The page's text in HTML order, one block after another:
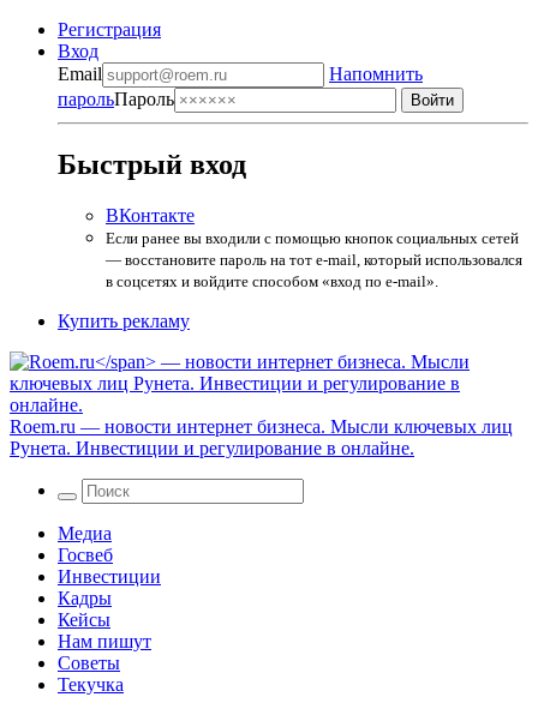
Регистрация
Вход
Email
Напомнить
парольПароль
Быстрый вход
ВКонтакте
Если ранее вы входили с помощью кнопок социальных сетей
— восстановите пароль на тот e-mail, который использовался
в соцсетях и войдите способом «вход по e-mail».
Купить рекламу
Roem.ru — новости интернет бизнеса. Мысли ключевых лиц
Рунета. Инвестиции и регулирование в онлайне.
Медиа
Госвеб
Инвестиции
Кадры
Кейсы
Нам пишут
Советы
Текучка